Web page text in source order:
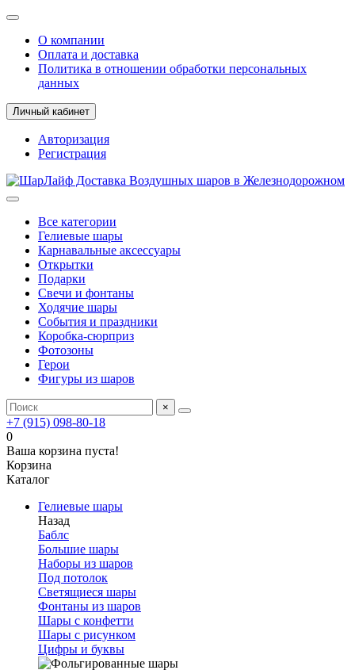
О компании
Оплата и доставка
Политика в отношении обработки персональных
данных
Личный кабинет
Авторизация
Регистрация
Все категории
Гелиевые шары
Карнавальные аксессуары
Открытки
Подарки
Свечи и фонтаны
Ходячие шары
События и праздники
Коробка-сюрприз
Фотозоны
Герои
Фигуры из шаров
×
+7 (915) 098-80-18
0
Ваша корзина пуста!
Корзина
Каталог
Гелиевые шары
Назад
Баблс
Большие шары
Наборы из шаров
Под потолок
Светящиеся шары
Фонтаны из шаров
Шары с конфетти
Шары с рисунком
Цифры и буквы